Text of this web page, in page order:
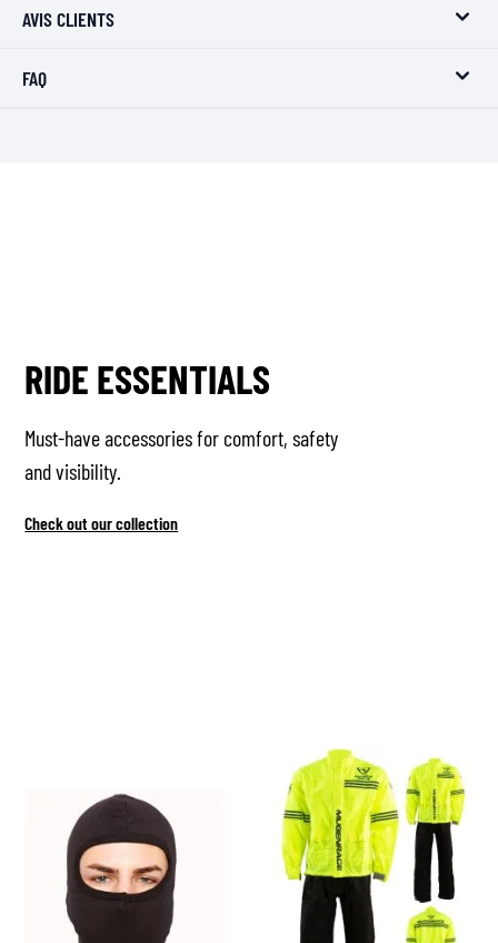
AVIS CLIENTS
FAQ
RIDE ESSENTIALS
Must-have accessories for comfort, safety
and visibility.
Check out our collection